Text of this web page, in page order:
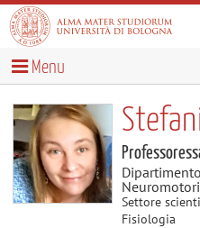
Menu
Settore
Fisiologia